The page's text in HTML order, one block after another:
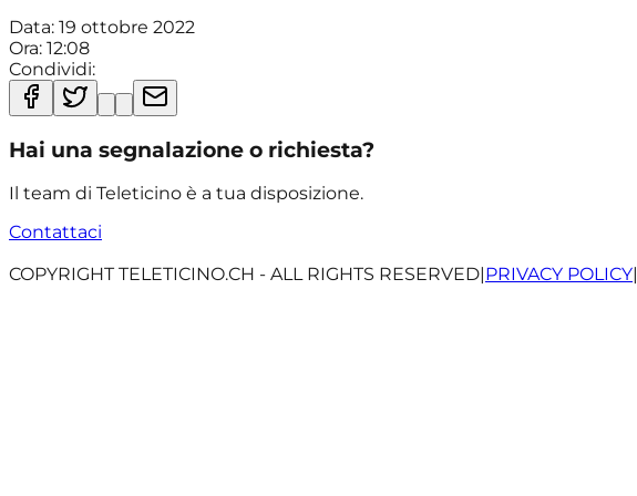
Data: 19 ottobre 2022
Ora: 12:08
Condividi:
Hai una segnalazione o richiesta?
Il team di Teleticino è a tua disposizione.
Contattaci
COPYRIGHT TELETICINO.CH - ALL RIGHTS RESERVED|PRIVACY POLICY|